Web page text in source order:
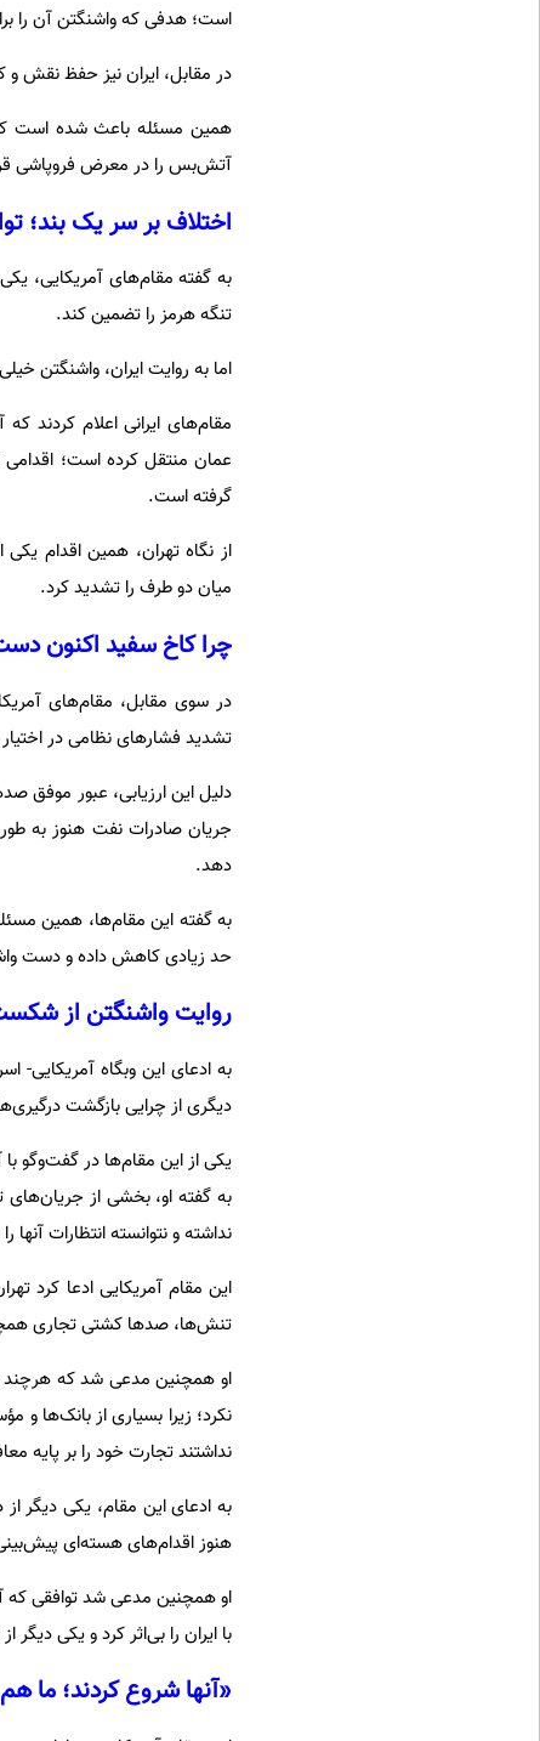
است؛ هدفی که واشنگتن آن را
در مقابل، ایران نیز حفظ نقش و
همین مسئله باعث شده است که
آتش‌بس را در معرض فروپاشی
اختلاف بر سر یک بند؛
تنگه هرمز را تضمین کند.
اما به روایت ایران، واشنگتن
مقام‌های ایرانی اعلام کردند
عمان منتقل کرده است؛ اقدامی
گرفته است.
از نگاه تهران، همین اقدام
میان دو طرف را تشدید کرد.
چرا کاخ سفید اکنون
در سوی مقابل، مقام‌های
تشدید فشارهای نظامی در اختیار
دلیل این ارزیابی، عبور موفق
جریان صادرات نفت هنوز به
دهد.
به گفته این مقام‌ها، همین
حد زیادی کاهش داده و دست
روایت واشنگتن از شکست
به ادعای این وبگاه آمریکایی-
دیگری از چرایی بازگشت
یکی از این مقام‌ها در گفت‌وگو
به گفته او، بخشی از جریان‌های
نداشته و نتوانسته انتظارات آنها
این مقام آمریکایی ادعا کرد
تنش‌ها، صدها کشتی تجاری
او همچنین مدعی شد که هرچند
نکرد؛ زیرا بسیاری از بانک‌ها و
نداشتند تجارت خود را بر پایه
به ادعای این مقام، یکی دیگر
هنوز اقدام‌های هسته‌ای
او همچنین مدعی شد توافقی که
با ایران را بی‌اثر کرد و یکی دیگر
«آنها شروع کردند؛ ما